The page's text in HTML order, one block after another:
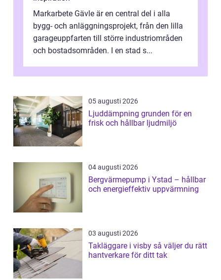
Markarbete Gävle är en central del i alla
bygg- och anläggningsprojekt, från den lilla
garageuppfarten till större industriområden
och bostadsområden. I en stad s...
05 augusti 2026
Ljuddämpning grunden för en
frisk och hållbar ljudmiljö
04 augusti 2026
Bergvärmepump i Ystad – hållbar
och energieffektiv uppvärmning
03 augusti 2026
Takläggare i visby så väljer du rätt
hantverkare för ditt tak